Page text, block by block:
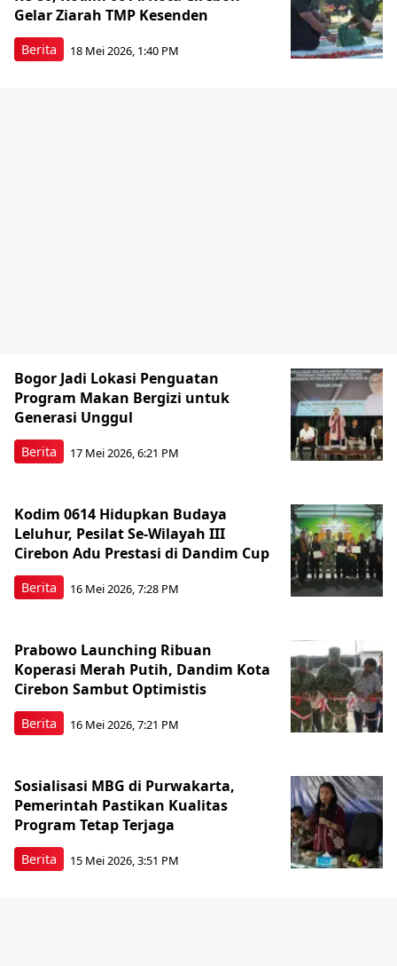
Berita
Gelar Ziarah TMP Kesenden
18 Mei 2026, 1:40 PM
Berita
Bogor Jadi Lokasi Penguatan
Program Makan Bergizi untuk
Generasi Unggul
17 Mei 2026, 6:21 PM
Berita
Kodim 0614 Hidupkan Budaya
Leluhur, Pesilat Se-Wilayah III
Cirebon Adu Prestasi di Dandim Cup
16 Mei 2026, 7:28 PM
Berita
Prabowo Launching Ribuan
Koperasi Merah Putih, Dandim Kota
Cirebon Sambut Optimistis
16 Mei 2026, 7:21 PM
Berita
Sosialisasi MBG di Purwakarta,
Pemerintah Pastikan Kualitas
Program Tetap Terjaga
15 Mei 2026, 3:51 PM